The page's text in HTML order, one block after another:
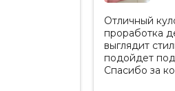
Отличный
проработка
выглядит
подойдет
Спасибо за